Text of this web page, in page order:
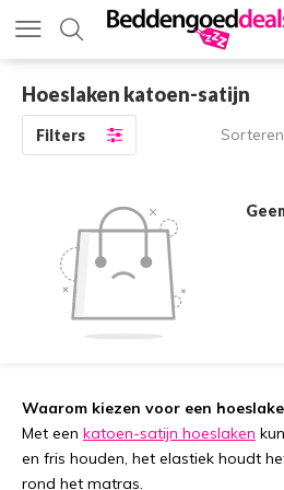
Hoeslaken katoen-satijn
Filters
Waarom kiezen voor een
Met een katoen-satijn hoeslaken
en fris houden, het elastiek houdt
rond het matras.